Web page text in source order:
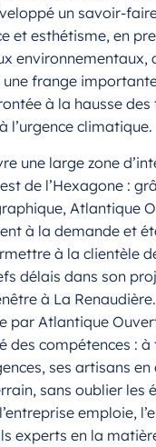
un savoir-
et esthétisme, en
environnementaux,
frange
à la hausse des
l’urgence climatique.
une large zone
de l’Hexagone :
Atlantique
à la demande et
à la clientèle
délais dans son
à La
par Atlantique
des compétences : à
ses artisans
sans oublier les
emploie,
experts en la